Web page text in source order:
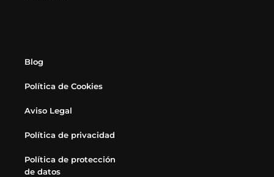
Blog
Política de Cookies
Aviso Legal
Política de privacidad
Política de protección
de datos